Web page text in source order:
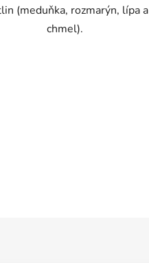
(meduňka, rozmarýn, lípa a
chmel).